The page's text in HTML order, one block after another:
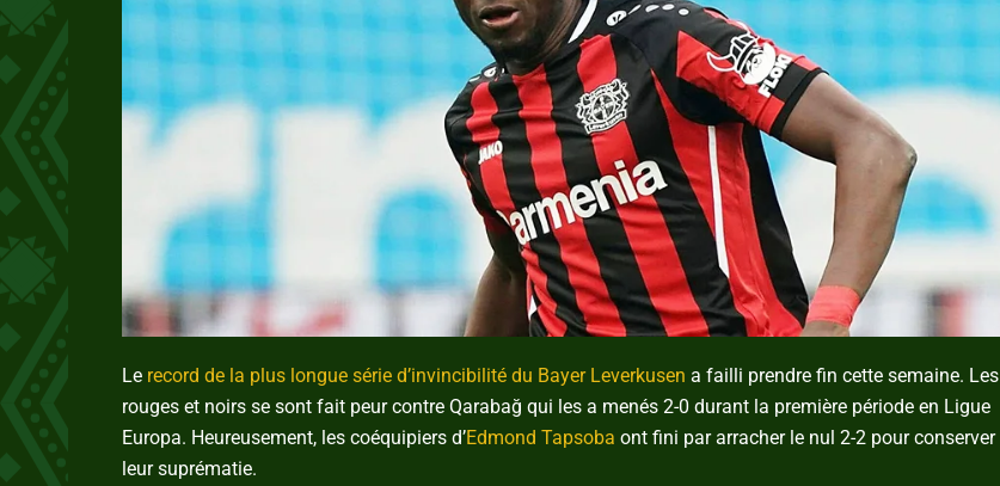
Le record de la plus longue série d’invincibilité du Bayer Leverkusen a failli prendre fin cette semaine. Les
rouges et noirs se sont fait peur contre Qarabağ qui les a menés 2-0 durant la première période en Ligue
Europa. Heureusement, les coéquipiers d’Edmond Tapsoba ont fini par arracher le nul 2-2 pour conserver
leur suprématie.